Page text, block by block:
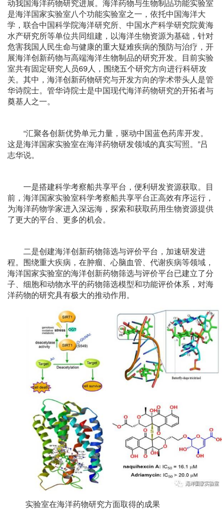
动我国海洋药物研究进展。海洋药物与生物制品功能实验室
是海洋国家实验室八个功能实验室之一，依托中国海洋大
学，联合中国科学院海洋研究所、中国水产科学研究院黄海
水产研究所等单位共同组建，以海洋生物资源为基础，针对
危害我国人民生命与健康的重大疑难疾病的预防与治疗，开
展海洋创新药物与高端海洋生物制品的研究开发。目前实验
室共有固定研究人员69人，围绕五个研究方向进行科研攻
关。其中，海洋创新药物研究与开发方向的学术带头人是管
华诗院士。管华诗院士是中国现代海洋药物研究的开拓者与
奠基人之一。
“汇聚各创新优势单元力量，驱动中国蓝色药库开发。
这是海洋国家实验室在海洋药物研发领域的真实写照。”吕
志华说。
一是搭建科学考察船共享平台，便利研发资源获取。目
前，海洋国家实验室科学考察船共享平台正高效有序运行，
为海洋药物学家进入深远海，探索和获取药用生物资源提供
了更大的平台、更多的机会。
二是创建海洋创新药物筛选与评价平台，加速研发进
程。围绕重大疾病，在肿瘤、心脑血管、代谢疾病等领域，
海洋国家实验室的海洋创新药物筛选与评价平台已建立了分
子、细胞和动物水平的药物筛选模型和功能评价体系，对海
洋药物的研究具有极大的推动作用。
实验室在海洋药物研究方面取得的成果